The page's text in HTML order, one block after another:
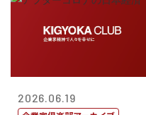
2026.06.19